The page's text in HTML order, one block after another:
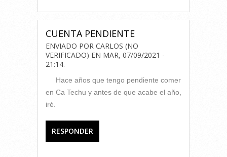
CUENTA PENDIENTE
ENVIADO POR CARLOS (NO
VERIFICADO) EN MAR, 07/09/2021 -
21:14.
Hace años que tengo pendiente comer
en Ca Techu y antes de que acabe el año,
iré.
RESPONDER